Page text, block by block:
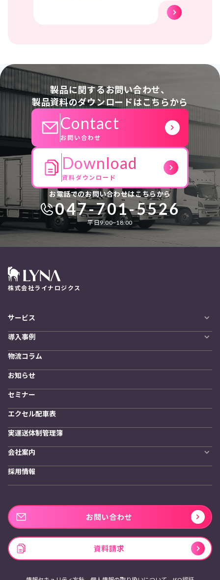
製品に関するお問い合わせ、
製品資料のダウンロードはこちらから
Contact
お問い合わせ
Download
資料ダウンロード
お電話でのお問い合わせはこちらから
047-701-5526
平日9:00~18:00
株式会社ライナロジクス
サービス
LYNA DXプラットフォーム
発着管理オプション
訪問計画
物流拠点最適化
開発者向けサービス
導入事例
導入をご検討の方へ
物流コラム
お知らせ
セミナー
エクセル配車表
実運送体制管理簿
会社案内
私たちの想い
採用情報
お問い合わせ
資料請求